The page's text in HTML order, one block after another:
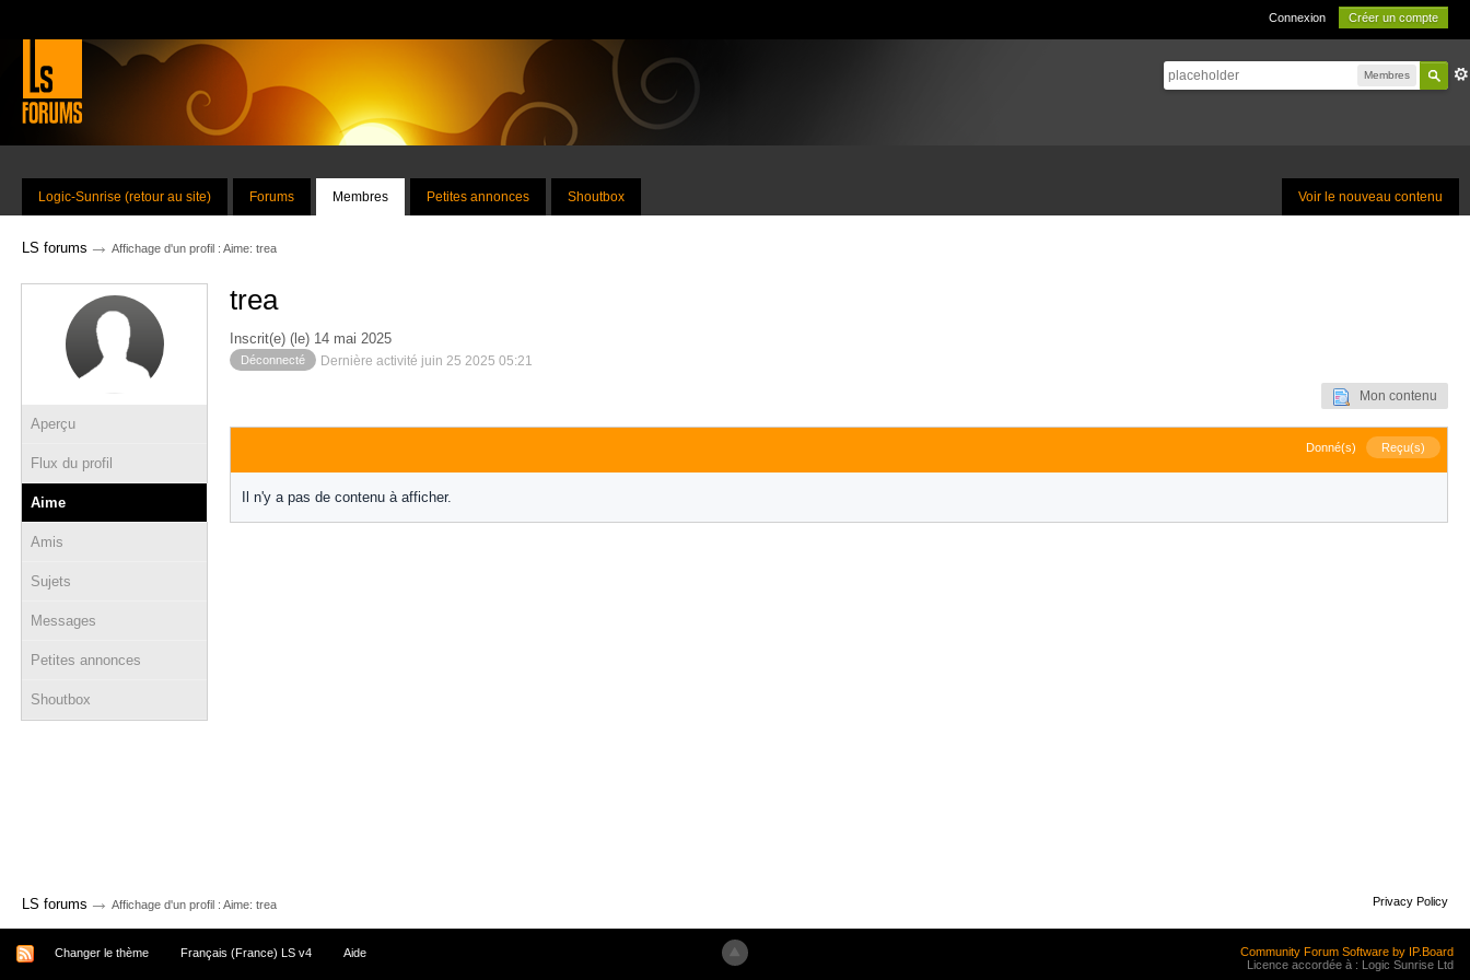
Connexion Créer un compte
Membres
Voir le nouveau contenu
Logic-Sunrise (retour au site) Forums Membres Petites annonces Shoutbox
LS forums → Affichage d'un profil : Aime: trea
Aperçu
Flux du profil
Aime
Amis
Sujets
Messages
Petites annonces
Shoutbox
trea
Inscrit(e) (le) 14 mai 2025
Déconnecté Dernière activité juin 25 2025 05:21
Mon contenu
Donné(s) Reçu(s)
Il n'y a pas de contenu à afficher.
LS forums → Affichage d'un profil : Aime: trea Privacy Policy
Changer le thème Français (France) LS v4 Aide
Community Forum Software by IP.Board
Licence accordée à : Logic Sunrise Ltd